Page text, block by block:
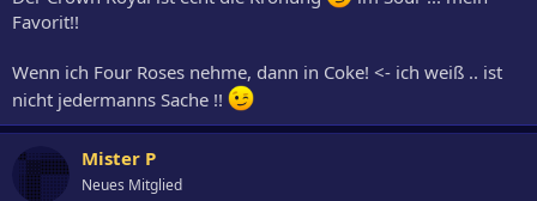
Favorit!!
Wenn ich Four Roses nehme, dann in Coke! <- ich weiß .. ist
nicht jedermanns Sache !!
Mister P
Neues Mitglied